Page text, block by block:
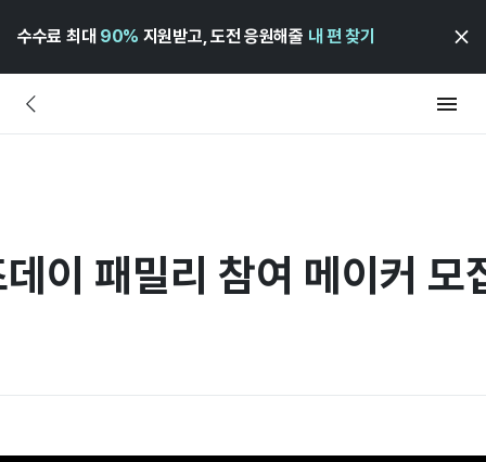
수수료 최대 90% 지원받고, 도전 응원해줄 내 편 찾기
이 패밀리 참여 메이커 모